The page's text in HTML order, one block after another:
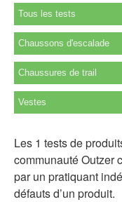
Tous les tests
Chaussons d'escalade
Chaussures de trail
Vestes
Les 1 tests de
communauté Outzer
par un pratiquant
défauts d’un produit.